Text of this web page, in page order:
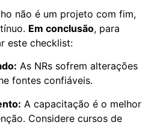
não é um projeto com fim,
Em conclusão, para
este checklist:
As NRs sofrem alterações
fontes confiáveis.
A capacitação é o melhor
Considere cursos de